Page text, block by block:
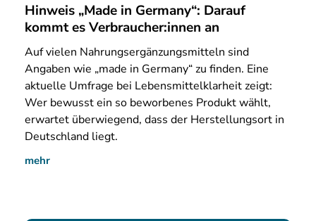
Hinweis „Made in Germany“: Darauf
kommt es Verbraucher:innen an
Aufvielen Nahrungsergänzungsmitteln sind
Angaben wie „made in Germany“ zu finden. Eine
aktuelle Umfrage bei Lebensmittelklarheit zeigt:
Wer bewusst ein so beworbenes Produkt wählt,
erwartet überwiegend, dass der Herstellungsort in
Deutschland liegt.
mehr